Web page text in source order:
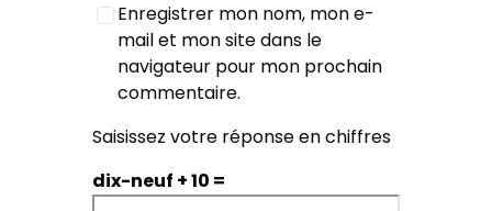
Enregistrer mon nom, mon e-
mail et mon site dans le
navigateur pour mon prochain
commentaire.
Saisissez votre réponse en chiffres
dix-neuf + 10 =